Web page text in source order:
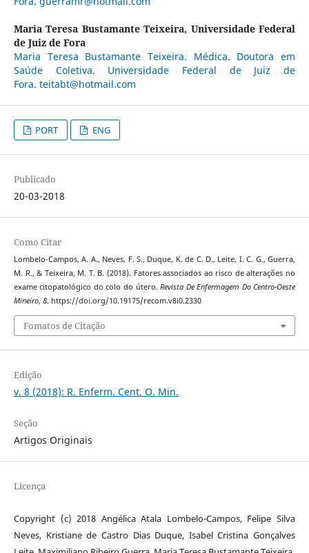
Maria Teresa Bustamante Teixeira, Universidade Federal
de Juiz de Fora
Maria Teresa Bustamante Teixeira. Médica. Doutora em
Saúde Coletiva. Universidade Federal de Juiz de
Fora. teitabt@hotmail.com
PORT ENG
Publicado
20-03-2018
Como Citar
Lombelo-Campos, A. A., Neves, F. S., Duque, K. de C. D., Leite, I. C. G., Guerra,
M. R., & Teixeira, M. T. B. (2018). Fatores associados ao risco de alterações no
exame citopatológico do colo do útero.Revista De Enfermagem Do Centro-Oeste
Mineiro, 8. https://doi.org/10.19175/recom.v8i0.2330
Fomatos de Citação
Edição
v. 8 (2018): R. Enferm. Cent. O. Min.
Seção
Artigos Originais
Licença
Copyright (c) 2018 Angélica Atala Lombelo-Campos, Felipe Silva
Neves, Kristiane de Castro Dias Duque, Isabel Cristina Gonçalves